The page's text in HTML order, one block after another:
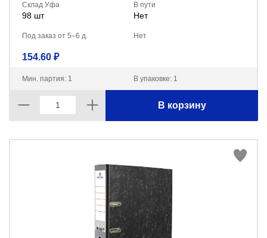
Склад Уфа
98 шт
В пути
Нет
Под заказ от 5–6 д. Нет
154.60 ₽
Мин. партия: 1 В упаковке: 1
В корзину